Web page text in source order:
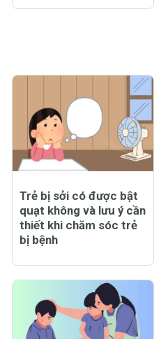
Trẻ bị sởi có được bật
quạt không và lưu ý cần
thiết khi chăm sóc trẻ
bị bệnh